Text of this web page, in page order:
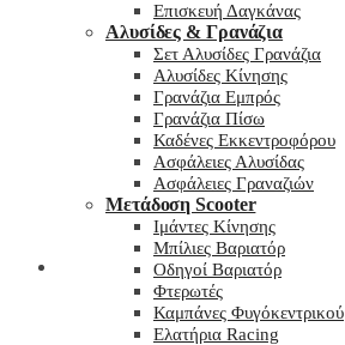
My wishlist
Επισκευή Δαγκάνας
Αλυσίδες & Γρανάζια
Σετ Αλυσίδες Γρανάζια
Αλυσίδες Κίνησης
Γρανάζια Εμπρός
Γρανάζια Πίσω
Καδένες Εκκεντροφόρου
Ασφάλειες Αλυσίδας
Ασφάλειες Γραναζιών
Μετάδοση Scooter
Ιμάντες Κίνησης
Μπίλιες Βαριατόρ
Οδηγοί Βαριατόρ
Φτερωτές
Καμπάνες Φυγόκεντρικού
Ελατήρια Racing